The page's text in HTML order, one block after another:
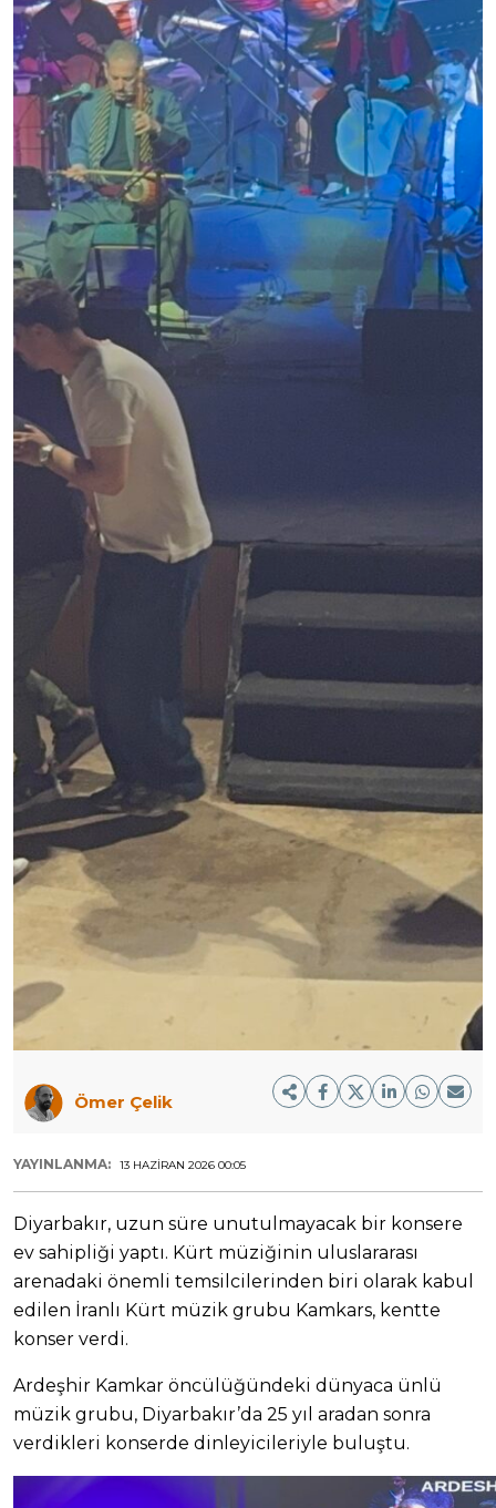
Ömer Çelik
YAYINLANMA: 13 HAZIRAN 2026 00:05
Diyarbakır, uzun süre unutulmayacak bir konsere
ev sahipliği yaptı. Kürt müziğinin uluslararası
arenadaki önemli temsilcilerinden biri olarak kabul
edilen İranlı Kürt müzik grubu Kamkars, kentte
konser verdi.
Ardeşhir Kamkar öncülüğündeki dünyaca ünlü
müzik grubu, Diyarbakır’da 25 yıl aradan sonra
verdikleri konserde dinleyicileriyle buluştu.